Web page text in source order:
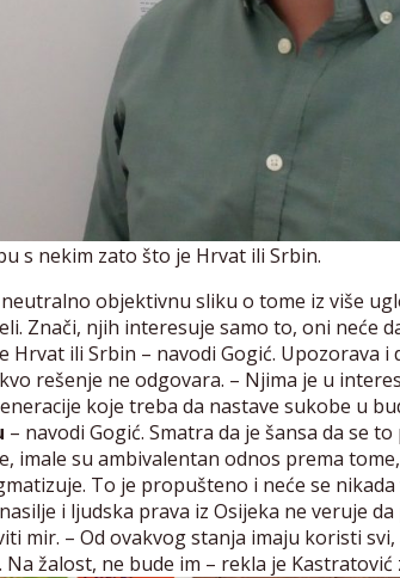
s nekim zato što je Hrvat ili Srbin.
objektivnu sliku o tome iz više
Znači, njih interesuje samo to, oni neće
ili Srbin – navodi Gogić. Upozorava i
rešenje ne odgovara. – Njima je u
koje treba da nastave sukobe u
– navodi Gogić. Smatra da je šansa da se
imale su ambivalentan odnos prema
To je propušteno i neće se nikada
i ljudska prava iz Osijeka ne veruje
mir. – Od ovakvog stanja imaju koristi svi,
žalost, ne bude im – rekla je Kastratović